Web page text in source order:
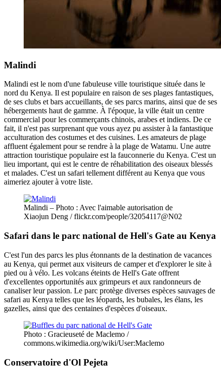
Malindi
Malindi est le nom d'une fabuleuse ville touristique située dans le
nord du Kenya. Il est populaire en raison de ses plages fantastiques,
de ses clubs et bars accueillants, de ses parcs marins, ainsi que de ses
hébergements haut de gamme. À l'époque, la ville était un centre
commercial pour les commerçants chinois, arabes et indiens. De ce
fait, il n'est pas surprenant que vous ayez pu assister à la fantastique
acculturation des costumes et des cuisines. Les amateurs de plage
affluent également pour se rendre à la plage de Watamu. Une autre
attraction touristique populaire est la fauconnerie du Kenya. C'est un
lieu important, qui est le centre de réhabilitation des oiseaux blessés
et malades. C'est un safari tellement différent au Kenya que vous
aimeriez ajouter à votre liste.
Malindi – Photo : Avec l'aimable autorisation de
Xiaojun Deng / flickr.com/people/32054117@N02
Safari dans le parc national de Hell's Gate au Kenya
C'est l'un des parcs les plus étonnants de la destination de vacances
au Kenya, qui permet aux visiteurs de camper et d'explorer le site à
pied ou à vélo. Les volcans éteints de Hell's Gate offrent
d'excellentes opportunités aux grimpeurs et aux randonneurs de
canaliser leur passion. Le parc protège diverses espèces sauvages de
safari au Kenya telles que les léopards, les bubales, les élans, les
gazelles, ainsi que des centaines d'espèces d'oiseaux.
Photo : Gracieuseté de Maclemo /
commons.wikimedia.org/wiki/User:Maclemo
Conservatoire d'Ol Pejeta